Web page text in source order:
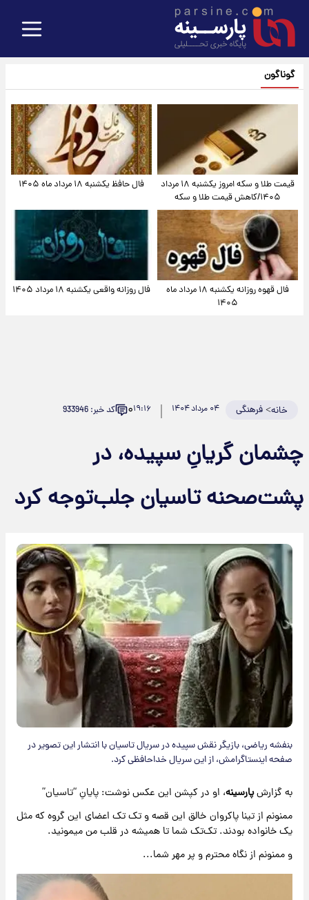
گوناگون
قیمت طلا و سکه امروز یکشنبه ۱۸ مرداد
۱۴۰۵/کاهش قیمت طلا و سکه
فال حافظ یکشنبه ۱۸ مرداد ماه ۱۴۰۵
فال قهوه روزانه یکشنبه ۱۸ مرداد ماه
۱۴۰۵
فال روزانه واقعی یکشنبه ۱۸ مرداد ۱۴۰۵
خانه>فرهنگی ۰۴ مرداد ۱۴۰۴ ۱۹:۱۶۰ کد خبر: 933946
چشمان گریانِ سپیده، در
پشت‌صحنه تاسیان جلب‌توجه کرد
بنفشه ریاضی، بازیگر نقش سپیده در سریال تاسیان با انتشار این تصویر در
صفحه اینستاگرامش، از این سریال خداحافظی کرد.
به گزارشپارسینه، او در کپشن این عکس نوشت: پایانِ “تاسیان”
ممنونم از تینا پاکروان خالق این قصه و تک تک اعضای این گروه که مثل
یک خانواده بودند. تک‌تک شما تا همیشه در قلب من میمونید.
و ممنونم از نگاه محترم و پر مهر شما...